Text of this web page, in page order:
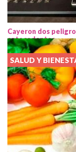
Cayeron dos
antecedentes
SALUD Y